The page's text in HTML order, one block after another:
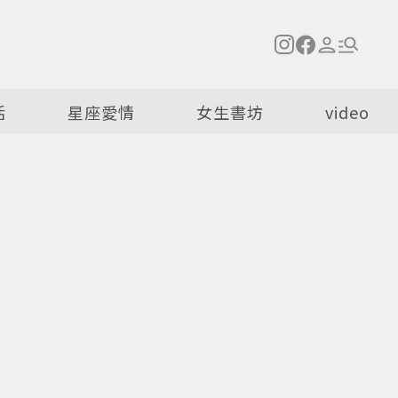
星座愛情 女生書坊 video